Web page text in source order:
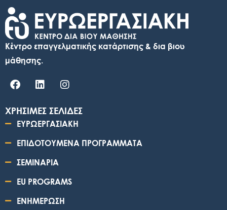
Κέντρο επαγγελματικής κατάρτισης & δια βιου
μάθησης.
ΧΡΗΣΙΜΕΣ ΣΕΛΙΔΕΣ
ΕΥΡΩΕΡΓΑΣΙΑΚΗ
ΕΠΙΔΟΤΟΥΜΕΝΑ ΠΡΟΓΡΑΜΜΑΤΑ
ΣΕΜΙΝΑΡΙΑ
EU PROGRAMS
ΕΝΗΜΕΡΩΣΗ